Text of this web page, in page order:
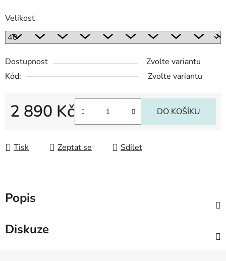
Velikost
Dostupnost
Zvolte variantu
Kód:
Zvolte variantu
2 890 Kč DO KOŠÍKU
Tisk Zeptat se Sdílet
Popis
Diskuze